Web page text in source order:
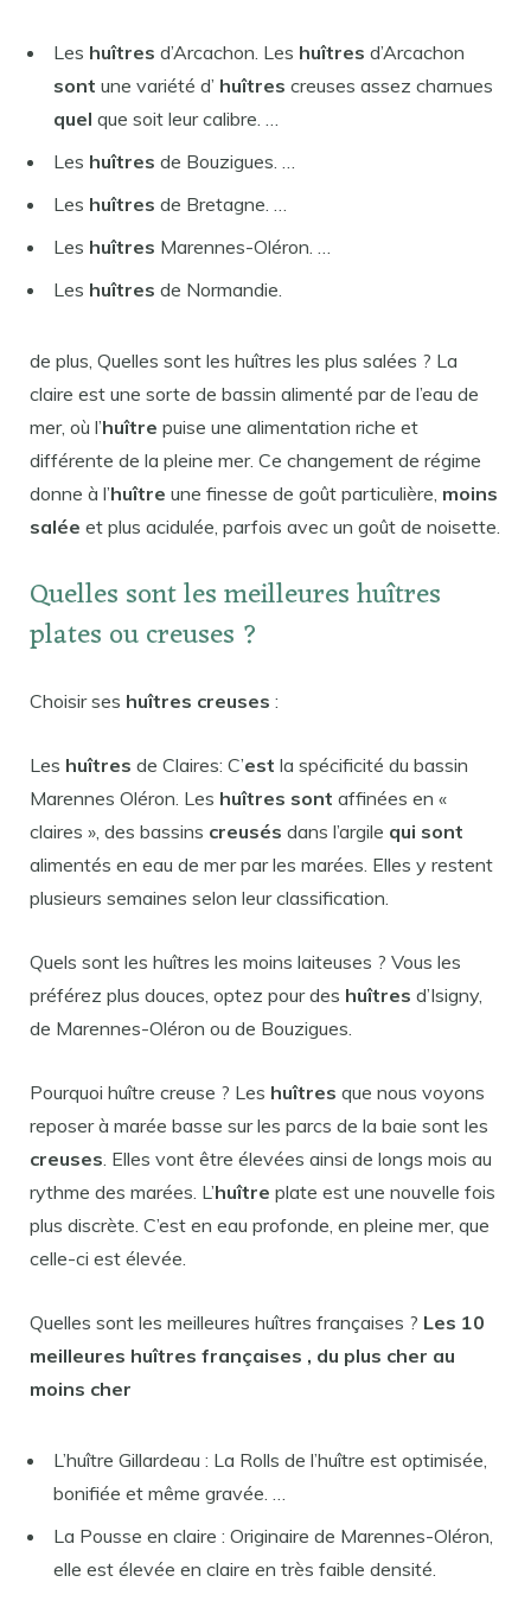
Les huîtres d’Arcachon. Les huîtres d’Arcachon
sont une variété d’ huîtres creuses assez charnues
quel que soit leur calibre. …
Les huîtres de Bouzigues. …
Les huîtres de Bretagne. …
Les huîtres Marennes-Oléron. …
Les huîtres de Normandie.
de plus, Quelles sont les huîtres les plus salées ? La
claire est une sorte de bassin alimenté par de l’eau de
mer, où l’huître puise une alimentation riche et
différente de la pleine mer. Ce changement de régime
donne à l’huître une finesse de goût particulière, moins
salée et plus acidulée, parfois avec un goût de noisette.
Quelles sont les meilleures huîtres
plates ou creuses ?
Choisir ses huîtres creuses :
Les huîtres de Claires: C’est la spécificité du bassin
Marennes Oléron. Les huîtres sont affinées en «
claires », des bassins creusés dans l’argile qui sont
alimentés en eau de mer par les marées. Elles y restent
plusieurs semaines selon leur classification.
Quels sont les huîtres les moins laiteuses ? Vous les
préférez plus douces, optez pour des huîtres d’Isigny,
de Marennes-Oléron ou de Bouzigues.
Pourquoi huître creuse ? Les huîtres que nous voyons
reposer à marée basse sur les parcs de la baie sont les
creuses . Elles vont être élevées ainsi de longs mois au
rythme des marées. L’huître plate est une nouvelle fois
plus discrète. C’est en eau profonde, en pleine mer, que
celle-ci est élevée.
Quelles sont les meilleures huîtres françaises ? Les 10
meilleures huîtres françaises , du plus cher au
moins cher
L’huître Gillardeau : La Rolls de l’huître est optimisée,
bonifiée et même gravée. …
La Pousse en claire : Originaire de Marennes-Oléron,
elle est élevée en claire en très faible densité.